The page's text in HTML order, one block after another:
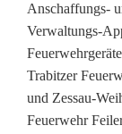
t
z
f
ö
Anschaffungs-
Verwaltungs-
Trabitzer
und Zessau-
Feuerwehr